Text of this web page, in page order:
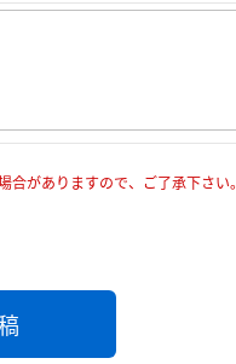
がありますので、ご了承下さい。